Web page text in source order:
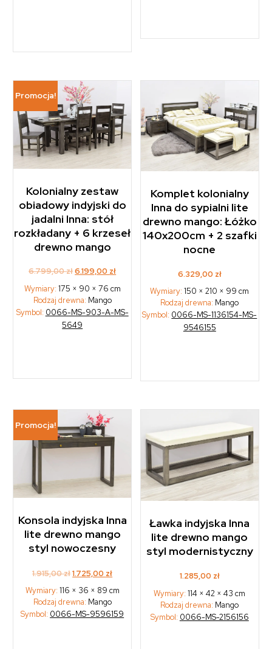
Promocja!
Kolonialny zestaw
obiadowy indyjski do
jadalni Inna: stół
rozkładany + 6 krzeseł
drewno mango
6.799,00złOriginal
price
was:
6.799,00 zł.
6.199,00 złCurrent
6.199,00 zł.
Wymiary: 175 × 90 × 76 cm
Rodzaj drewna: Mango
Symbol: 0066-MS-903-A-MS-
5649
Komplet kolonialny
Inna do sypialni lite
drewno mango: Łóżko
140x200cm + 2 szafki
nocne
6.329,00 zł
Wymiary:150 × 210 × 99 cm
Rodzaj drewna: Mango
Symbol: 0066-MS-1136154-MS-
9546155
Promocja!
Konsola indyjska Inna
lite drewno mango
styl nowoczesny
1.915,00złOriginal
price
was:
1.915,00 zł.
1.725,00 złCurrent
1.725,00 zł.
Wymiary: 116 × 36 × 89 cm
Rodzaj drewna: Mango
Symbol: 0066-MS-9596159
Ławka indyjska Inna
lite drewno mango
styl modernistyczny
1.285,00 zł
Wymiary:114 × 42 × 43 cm
Rodzaj drewna: Mango
Symbol: 0066-MS-2156156